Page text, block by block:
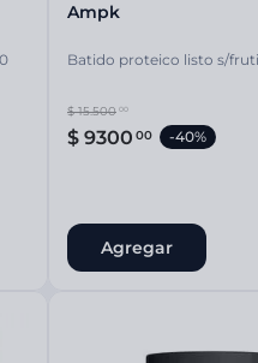
Ampk
Batido proteico listo s/
$ 15.500 00
$ 9300 00 -40%
Agregar